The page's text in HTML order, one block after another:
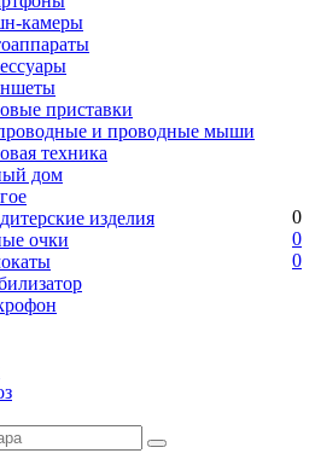
камеры
приставки
и проводные мыши
техника
дом
изделия
очки
0
0
0